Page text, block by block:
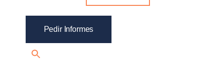
Pedir Informes